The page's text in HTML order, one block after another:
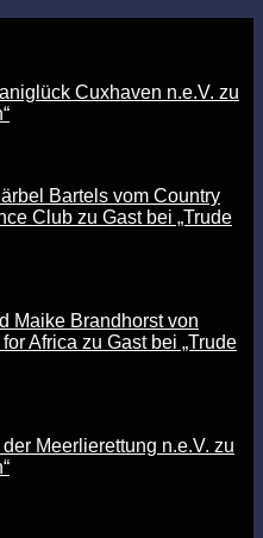
Cuxhaven n.e.V. zu
Bartels vom Country
Club zu Gast bei „Trude
Maike Brandhorst von
Africa zu Gast bei „Trude
Meerlierettung n.e.V. zu